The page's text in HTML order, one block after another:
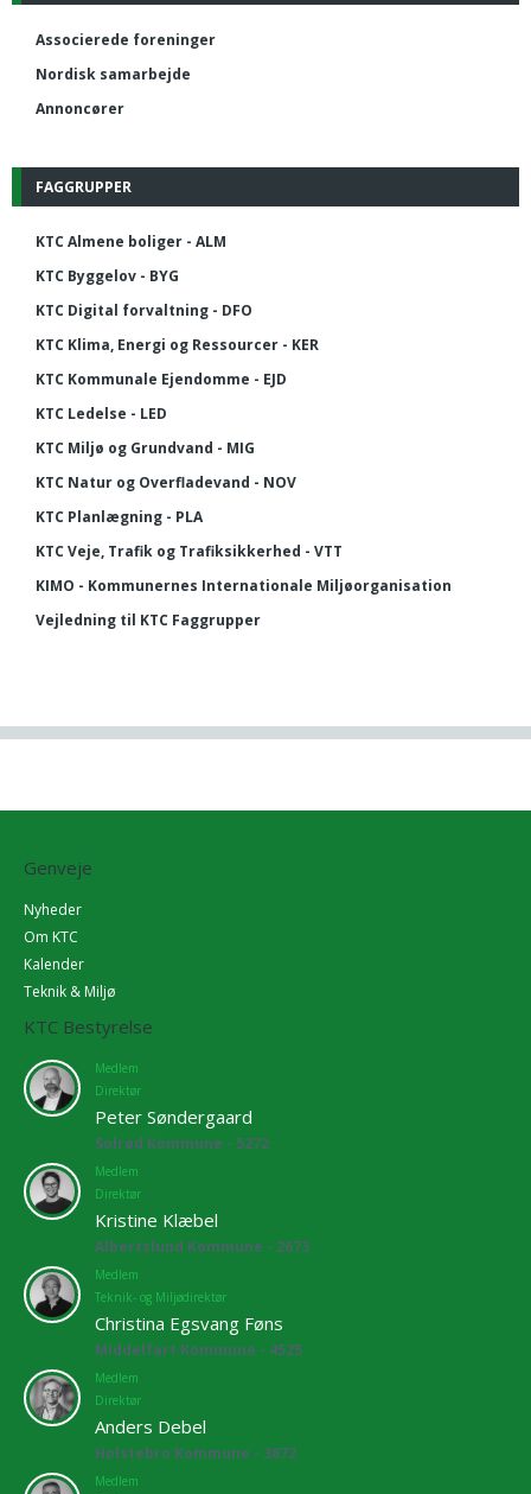
Associerede foreninger
Nordisk samarbejde
Annoncører
FAGGRUPPER
KTC Almene boliger - ALM
KTC Byggelov - BYG
KTC Digital forvaltning - DFO
KTC Klima, Energi og Ressourcer - KER
KTC Kommunale Ejendomme - EJD
KTC Ledelse - LED
KTC Miljø og Grundvand - MIG
KTC Natur og Overfladevand - NOV
KTC Planlægning - PLA
KTC Veje, Trafik og Trafiksikkerhed - VTT
KIMO - Kommunernes Internationale Miljøorganisation
Vejledning til KTC Faggrupper
Genveje
Nyheder
Om KTC
Kalender
Teknik & Miljø
KTC Bestyrelse
Medlem
Direktør
Peter Søndergaard
Solrød Kommune - 5272
Medlem
Direktør
Kristine Klæbel
Albertslund Kommune - 2673
Medlem
Teknik- og Miljødirektør
Christina Egsvang Føns
Middelfart Kommune - 4525
Medlem
Direktør
Anders Debel
Holstebro Kommune - 3872
Medlem